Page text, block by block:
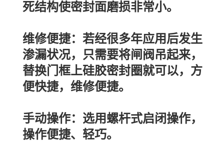
死结构使密封面磨损非常小。
维修便捷：若经很多年应用后发生
渗漏状况，只需要将闸阀吊起来，
替换门框上硅胶密封圈就可以，方
便快捷，维修便捷。
手动操作：选用螺杆式启闭操作，
操作便捷、轻巧。